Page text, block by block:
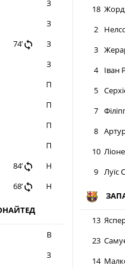
обороняться в эти минуты, но
после скидки
З
З
74’
З
З
П
П
П
П
84’
Н
68’ Н
В
З
18
2
3
4
Іван
5
7
8
10
9 Луїс
13
23
14